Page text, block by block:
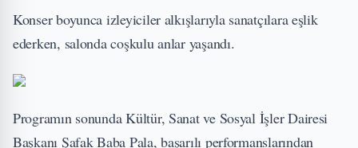
Konser boyunca izleyiciler alkışlarıyla sanatçılara eşlik
ederken, salonda coşkulu anlar yaşandı.
Programın sonunda Kültür, Sanat ve Sosyal İşler Dairesi
Başkanı Şafak Baba Pala, başarılı performanslarından